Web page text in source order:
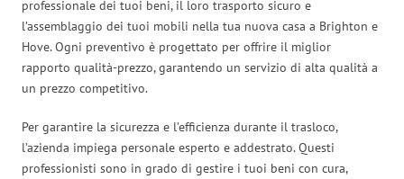
professionale dei tuoi beni, il loro trasporto sicuro e
l’assemblaggio dei tuoi mobili nella tua nuova casa a Brighton e
Hove. Ogni preventivo è progettato per offrire il miglior
rapporto qualità-prezzo, garantendo un servizio di alta qualità a
un prezzo competitivo.
Per garantire la sicurezza e l’efficienza durante il trasloco,
l’azienda impiega personale esperto e addestrato. Questi
professionisti sono in grado di gestire i tuoi beni con cura,